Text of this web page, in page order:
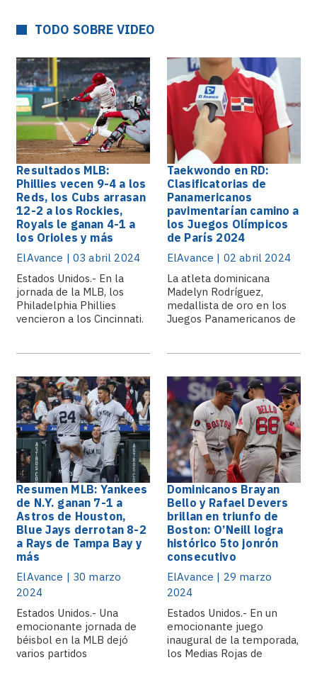
TODO SOBRE VIDEO
Resultados MLB:
Phillies vecen 9-4 a los
Reds, los Cubs arrasan
12-2 a los Rockies,
Royals le ganan 4-1 a
los Orioles y más
ElAvance | 03 abril 2024
Estados Unidos.- En la
jornada de la MLB, los
Philadelphia Phillies
vencieron a los Cincinnati.
Taekwondo en RD:
Clasificatorias de
Panamericanos
pavimentarían camino a
los Juegos Olímpicos
de París 2024
ElAvance | 02 abril 2024
La atleta dominicana
Madelyn Rodríguez,
medallista de oro en los
Juegos Panamericanos de
Resumen MLB: Yankees
de N.Y. ganan 7-1 a
Astros de Houston,
Blue Jays derrotan 8-2
a Rays de Tampa Bay y
más
ElAvance | 30 marzo
2024
Estados Unidos.- Una
emocionante jornada de
béisbol en la MLB dejó
varios partidos
Dominicanos Brayan
Bello y Rafael Devers
brillan en triunfo de
Boston: O’Neill logra
histórico 5to jonrón
consecutivo
ElAvance | 29 marzo
2024
Estados Unidos.- En un
emocionante juego
inaugural de la temporada,
los Medias Rojas de